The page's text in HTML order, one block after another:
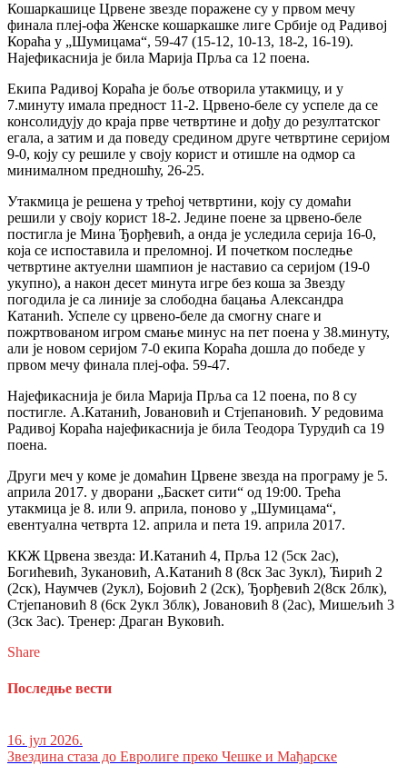
Кошаркашице Црвене звезде поражене су у првом мечу
финала плеј-офа Женске кошаркашке лиге Србије од Радивој
Кораћа у „Шумицама“, 59-47 (15-12, 10-13, 18-2, 16-19).
Најефикаснија је била Марија Прља са 12 поена.
Екипа Радивој Кораћа је боље отворила утакмицу, и у
7.минуту имала предност 11-2. Црвено-беле су успеле да се
консолидују до краја прве четвртине и дођу до резултатског
егала, а затим и да поведу средином друге четвртине серијом
9-0, коју су решиле у своју корист и отишле на одмор са
минималном предношћу, 26-25.
Утакмица је решена у трећој четвртини, коју су домаћи
решили у своју корист 18-2. Једине поене за црвено-беле
постигла је Мина Ђорђевић, а онда је уследила серија 16-0,
која се испоставила и преломној. И почетком последње
четвртине актуелни шампион је наставио са серијом (19-0
укупно), а након десет минута игре без коша за Звезду
погодила је са линије за слободна бацања Александра
Катанић. Успеле су црвено-беле да смогну снаге и
пожртвованом игром смање минус на пет поена у 38.минуту,
али је новом серијом 7-0 екипа Кораћа дошла до победе у
првом мечу финала плеј-офа. 59-47.
Најефикаснија је била Марија Прља са 12 поена, по 8 су
постигле. А.Катанић, Јовановић и Стјепановић. У редовима
Радивој Кораћа најефикаснија је била Теодора Турудић са 19
поена.
Други меч у коме је домаћин Црвене звезда на програму је 5.
априла 2017. у дворани „Баскет сити“ од 19:00. Трећа
утакмица је 8. или 9. априла, поново у „Шумицама“,
евентуална четврта 12. априла и пета 19. априла 2017.
ККЖ Црвена звезда: И.Катанић 4, Прља 12 (5ск 2ас),
Богићевић, Зукановић, А.Катанић 8 (8ск 3ас 3укл), Ћирић 2
(2ск), Наумчев (2укл), Бојовић 2 (2ск), Ђорђевић 2(8ск 2блк),
Стјепановић 8 (6ск 2укл 3блк), Јовановић 8 (2ас), Мишељић 3
(3ск 3ас). Тренер: Драган Вуковић.
Share
Последње вести
16. јул 2026.
Звездина стаза до Евролиге преко Чешке и Мађарске